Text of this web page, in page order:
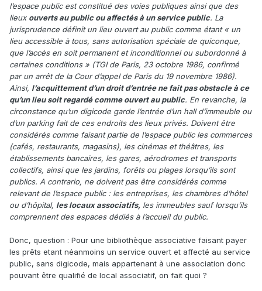
l’espace public est constitué des voies publiques ainsi que des
lieux ouverts au public ou affectés à un service public. La
jurisprudence définit un lieu ouvert au public comme étant « un
lieu accessible à tous, sans autorisation spéciale de quiconque,
que l’accès en soit permanent et inconditionnel ou subordonné à
certaines conditions » (TGI de Paris, 23 octobre 1986, confirmé
par un arrêt de la Cour d’appel de Paris du 19 novembre 1986).
Ainsi, l’acquittement d’un droit d’entrée ne fait pas obstacle à ce
qu’un lieu soit regardé comme ouvert au public. En revanche, la
circonstance qu’un digicode garde l’entrée d’un hall d’immeuble ou
d’un parking fait de ces endroits des lieux privés. Doivent être
considérés comme faisant partie de l’espace public les commerces
(cafés, restaurants, magasins), les cinémas et théâtres, les
établissements bancaires, les gares, aérodromes et transports
collectifs, ainsi que les jardins, forêts ou plages lorsqu’ils sont
publics. A contrario, ne doivent pas être considérés comme
relevant de l’espace public : les entreprises, les chambres d’hôtel
ou d’hôpital, les locaux associatifs, les immeubles sauf lorsqu’ils
comprennent des espaces dédiés à l’accueil du public.
Donc, question : Pour une bibliothèque associative faisant payer
les prêts etant néanmoins un service ouvert et affecté au service
public, sans digicode, mais appartenant à une association donc
pouvant être qualifié de local associatif, on fait quoi ?